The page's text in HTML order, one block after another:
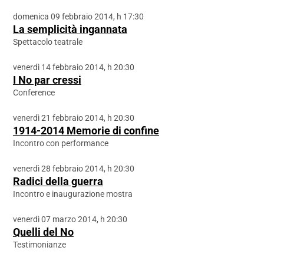
domenica 09 febbraio 2014, h 17:30
La semplicità ingannata
Spettacolo teatrale
venerdì 14 febbraio 2014, h 20:30
I No par cressi
Conference
venerdì 21 febbraio 2014, h 20:30
1914-2014 Memorie di confine
Incontro con performance
venerdì 28 febbraio 2014, h 20:30
Radici della guerra
Incontro e inaugurazione mostra
venerdì 07 marzo 2014, h 20:30
Quelli del No
Testimonianze